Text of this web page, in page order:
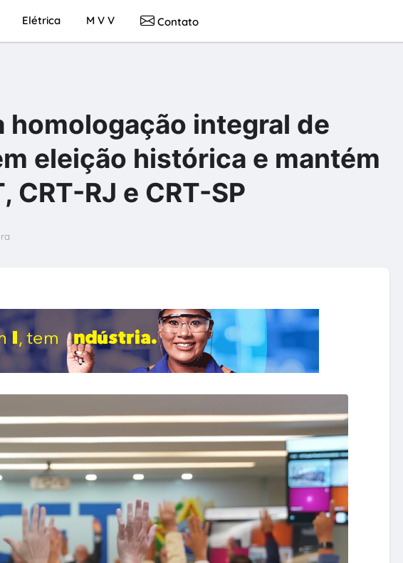
Elétrica M V V Contato
homologação integral de
eleição histórica e mantém
CRT-RJ e CRT-SP